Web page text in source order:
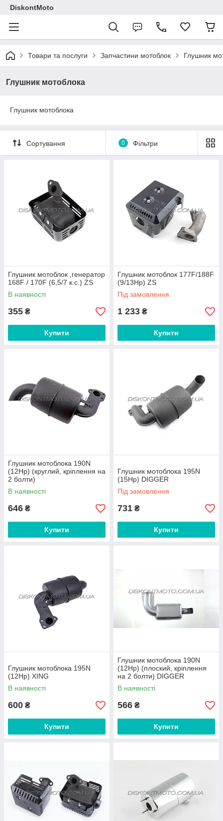
DiskontMoto
Товари та послуги Запчастини мотоблок Глушник
Глушник мотоблока
Глушник мотоблока
Сортування 0 Фільтри
Глушник мотоблок ,генератор
168F / 170F (6,5/7 к.с.) ZS
В наявності
355 ₴
Купити
Глушник мотоблок 177F/188F
(9/13Hp) ZS
Під замовлення
1 233 ₴
Купити
Глушник мотоблока 190N
(12Hp) (круглий, кріплення на
2 болти)
В наявності
646 ₴
Купити
Глушник мотоблока 195N
(15Hp) DIGGER
Під замовлення
731 ₴
Купити
Глушник мотоблока 195N
(12Hp) XING
В наявності
600 ₴
Купити
Глушник мотоблока 190N
(12Hp) (плоский, кріплення
на 2 болти) DIGGER
В наявності
566 ₴
Купити